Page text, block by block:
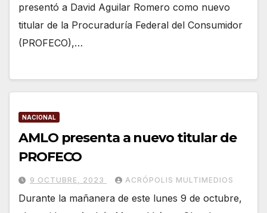
presentó a David Aguilar Romero como nuevo
titular de la Procuraduría Federal del Consumidor
(PROFECO),…
NACIONAL
AMLO presenta a nuevo titular de
PROFECO
9 OCTUBRE, 2023 ACRÓPOLIS MULTIMEDIOS
Durante la mañanera de este lunes 9 de octubre,